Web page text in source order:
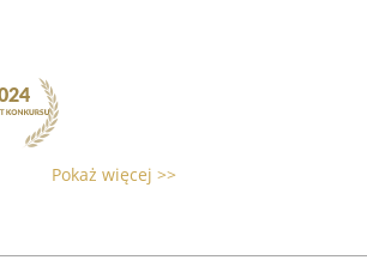
Pokaż więcej >>